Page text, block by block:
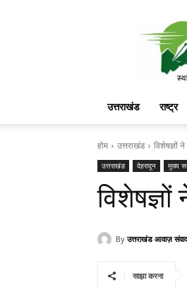
उत्तराखंड राष्ट्र
होम उत्तराखंड विशेषज्ञों
उत्तराखंड देहरादून मुख्य
By उत्तराखंड आवाज़
साझा करना